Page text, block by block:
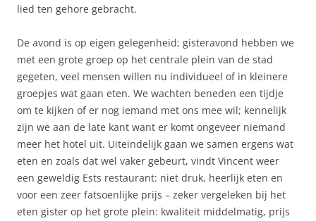
lied ten gehore gebracht.
De avond is op eigen gelegenheid; gisteravond hebben we
met een grote groep op het centrale plein van de stad
gegeten, veel mensen willen nu individueel of in kleinere
groepjes wat gaan eten. We wachten beneden een tijdje
om te kijken of er nog iemand met ons mee wil; kennelijk
zijn we aan de late kant want er komt ongeveer niemand
meer het hotel uit. Uiteindelijk gaan we samen ergens wat
eten en zoals dat wel vaker gebeurt, vindt Vincent weer
een geweldig Ests restaurant: niet druk, heerlijk eten en
voor een zeer fatsoenlijke prijs – zeker vergeleken bij het
eten gister op het grote plein: kwaliteit middelmatig, prijs